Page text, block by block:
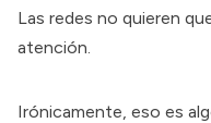
Las redes no quieren
atención.
Irónicamente, eso es